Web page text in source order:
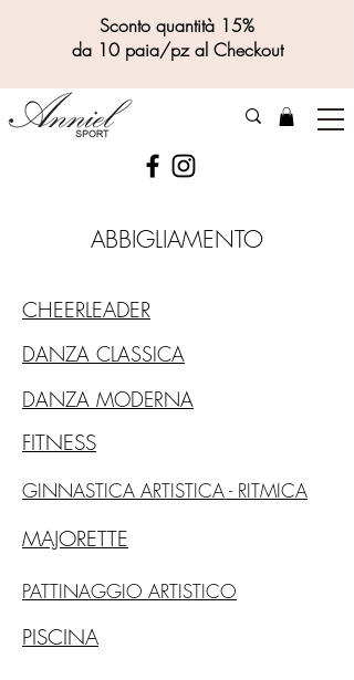
Sconto quantità 15%
da 10 paia/pz al Checkout
ABBIGLIAMENTO
CHEERLEADER
DANZA CLASSICA
DANZA MODERNA
FITNESS
GINNASTICA ARTISTICA - RITMICA
MAJORETTE
PATTINAGGIO ARTISTICO
PISCINA